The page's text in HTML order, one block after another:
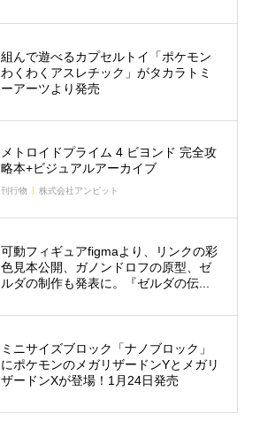
組んで遊べるカプセルトイ「ポケモン
わくわくアスレチック」がタカラトミ
ーアーツより発売
メトロイドプライム 4 ビヨンド 完全攻
略本+ビジュアルアーカイブ
刊行物 株式会社アンビット
可動フィギュアfigmaより、リンクの彩
色見本公開、ガノンドロフの原型、ゼ
ルダの制作も発表に。『ゼルダの伝...
ミニサイズブロック「ナノブロック」
にポケモンのメガリザードンYとメガリ
ザードンXが登場！1月24日発売